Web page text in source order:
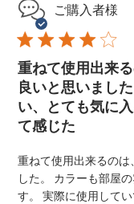
ご購入者様
重ねて使用出来
良いと思いまし
い、とても気に
て感じた
重ねて使用出来るの
した。 カラーも部屋
す。 実際に使用して